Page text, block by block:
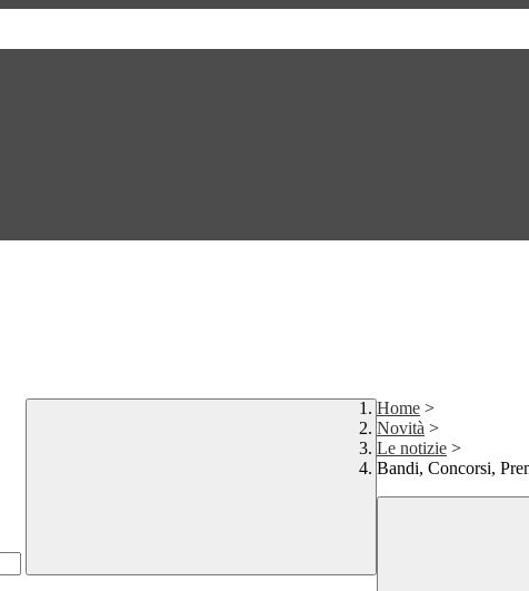
Home >
Novità >
Le notizie >
Bandi, Concorsi,